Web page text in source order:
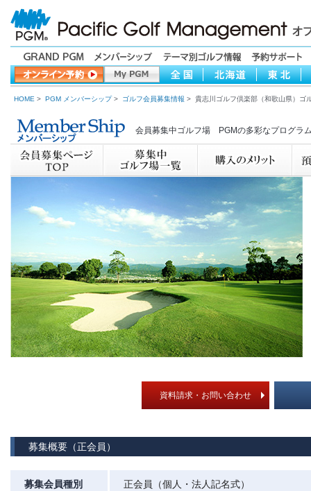
HOME > PGM メンバーシップ> ゴルフ会員募集情報 > 貴志川ゴルフ倶楽部（和歌山県）ゴ
会員募集中ゴルフ場 PGMの多彩なプログラ
資料請求・お問い合わせ
募集概要（正会員）
募集会員種別 正会員（個人・法人記名式）